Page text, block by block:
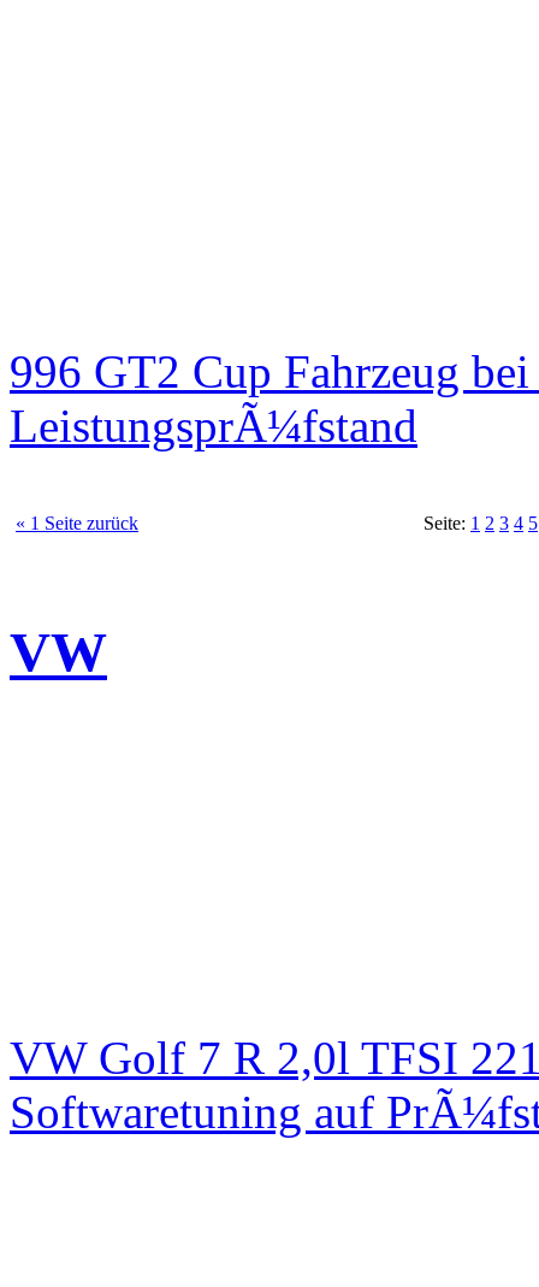
996 GT2 Cup Fahrzeug
LeistungsprÃ¼fstand
« 1 Seite zurück Seite: 1 2 3 4 5
VW
VW Golf 7 R 2,0l TFSI
Softwaretuning auf